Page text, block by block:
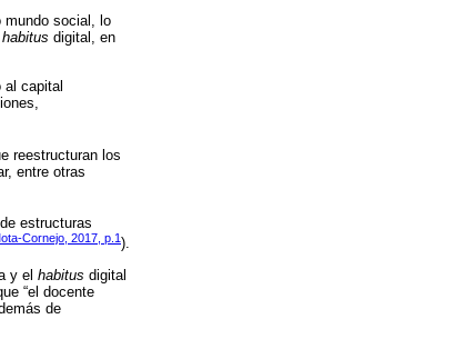
mundo social, lo
habitus digital, en
capital
reestructuran los
entre otras
estructuras
Cornejo, 2017, p.1).
y el habitus digital
“el docente
de